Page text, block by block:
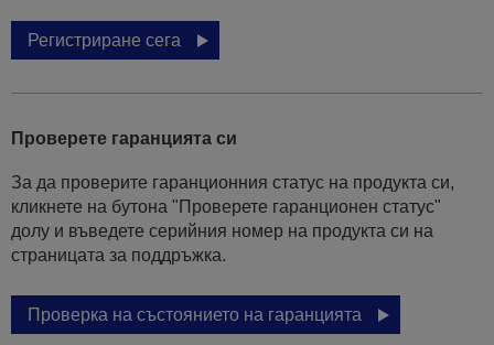
Регистриране сега
Проверете гаранцията си
За да проверите гаранционния статус на продукта си,
кликнете на бутона "Проверете гаранционен статус"
долу и въведете серийния номер на продукта си на
страницата за поддръжка.
Проверка на състоянието на гаранцията